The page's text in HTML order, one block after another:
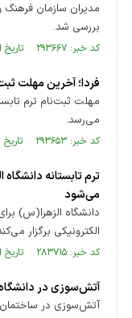
مدیران سازمان فرهنگ
بررسی شد.
کد خبر: ۲۹۳۶۶۷ تاریخ انتشار : ۱۳۹۷/۰۴/۱۸
فردا؛ آخرین مهلت
مهلت ثبت‌نام ترم
می‌رسد.
کد خبر: ۲۹۳۶۵۳ تاریخ انتشار : ۱۳۹۷/۰۴/۱۸
ترم تابستانه
می‌شود
دانشگاه الزهرا(س)
الکترونیکی برگزار
کد خبر: ۲۸۳۷۱۵ تاریخ انتشار : ۱۳۹۷/۰۳/۰۸
آتش‌سوزی در
آتش‌سوزی در ساختمان